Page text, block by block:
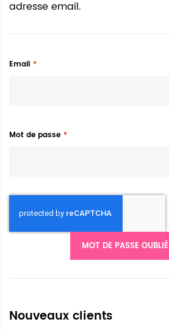
adresse email.
Email
Mot de passe
MOT DE PASSE
Nouveaux clients